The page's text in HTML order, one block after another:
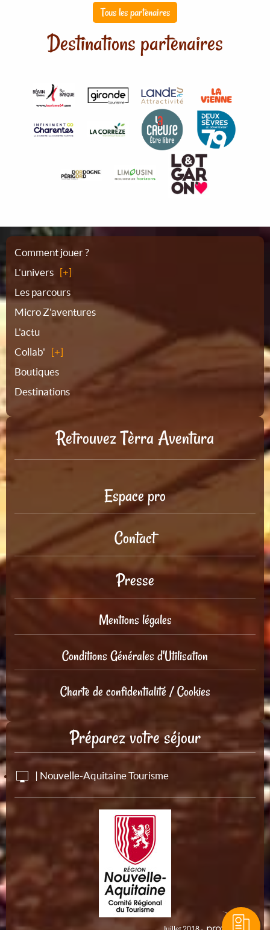
Tous les partenaires
Destinations partenaires
Plan
du
site
Comment jouer ?
L’univers
Les parcours
Micro Z'aventures
L'actu
Collab'
Boutiques
Destinations
Retrouvez Tèrra Aventura
Espace pro
Contact
Presse
Mentions légales
Conditions Générales d'Utilisation
Charte de confidentialité / Cookies
Préparez votre séjour
| Nouvelle-Aquitaine Tourisme